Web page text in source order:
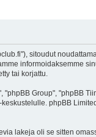
sitoudut
informoidaksemme
tai korjattu.
Group", "phpBB
phpBB
lakeja oli se sitten